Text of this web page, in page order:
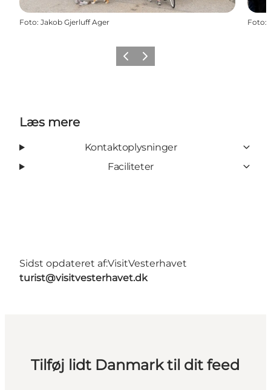
Foto: Jakob Gjerluff Ager Foto:
ForrigeNæste
Læs mere
Kontaktoplysninger
Faciliteter
Sidst opdateret af:VisitVesterhavet
turist@visitvesterhavet.dk
Tilføj lidt Danmark til dit feed